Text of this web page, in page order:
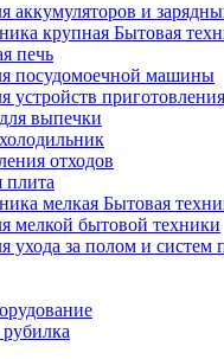
аккумуляторов и
Бытовая
печь
посудомоечной машины
устройств
выпечки
отходов
плита
Бытовая
мелкой бытовой техники
ухода за полом и систем